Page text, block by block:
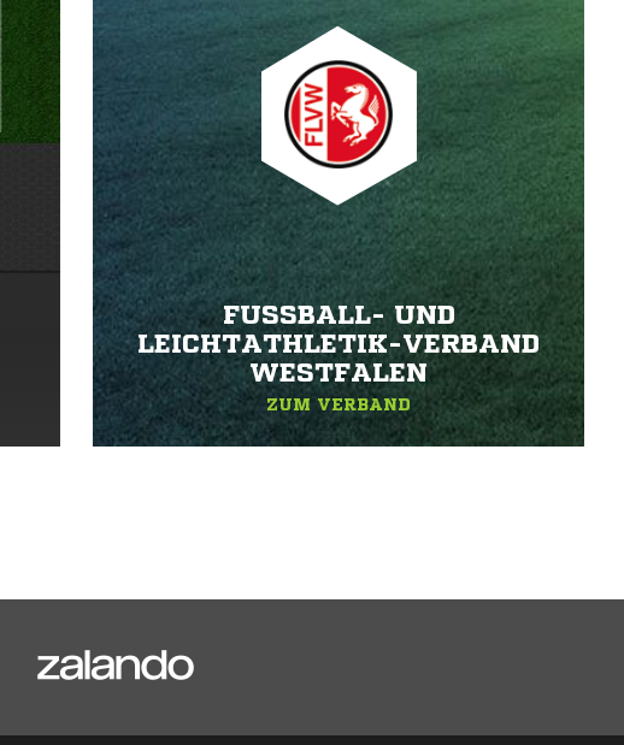
FUSSBALL- UND L
EICHTATHLETIK-VERBAND W
ESTFALEN
ZUM VERBAND